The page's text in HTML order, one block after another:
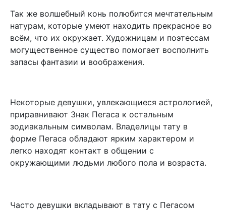
Так же волшебный конь полюбится мечтательным
натурам, которые умеют находить прекрасное во
всём, что их окружает. Художницам и поэтессам
могущественное существо помогает восполнить
запасы фантазии и воображения.
Некоторые девушки, увлекающиеся астрологией,
приравнивают Знак Пегаса к остальным
зодиакальным символам. Владелицы тату в
форме Пегаса обладают ярким характером и
легко находят контакт в общении с
окружающими людьми любого пола и возраста.
Часто девушки вкладывают в тату с Пегасом